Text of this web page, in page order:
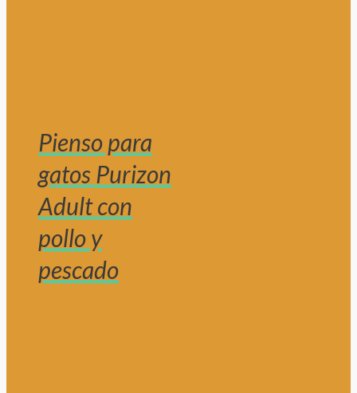
Pienso para
gatos Purizon
Adult con
pollo y
pescado